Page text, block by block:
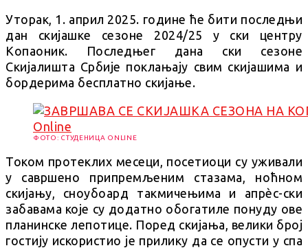
Уторак, 1. април 2025. године ће бити последњи
дан скијашке сезоне 2024/25 у ски центру
Копаоник. Последњег дана ски сезоне
Скијалишта Србије поклањају свим скијашима и
бордерима бесплатно скијање.
ФОТО: СТУДЕНИЦА ONLINE
Током протеклих месеци, посетиоци су уживали
у савршено припремљеним стазама, ноћном
скијању, сноубоард такмичењима и апрèс-ски
забавама које су додатно обогатиле понуду ове
планинске лепотице. Поред скијања, велики број
гостију искористио је прилику да се опусти у спа